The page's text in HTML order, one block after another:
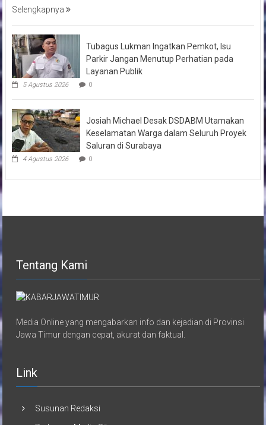
Selengkapnya
Tubagus Lukman Ingatkan Pemkot, Isu
Parkir Jangan Menutup Perhatian pada
Layanan Publik
5 Agustus 2026 0
Josiah Michael Desak DSDABM Utamakan
Keselamatan Warga dalam Seluruh Proyek
Saluran di Surabaya
4 Agustus 2026 0
Tentang Kami
Media Online yang mengabarkan info dan kejadian di Provinsi
Jawa Timur dengan cepat, akurat dan faktual.
Link
Susunan Redaksi